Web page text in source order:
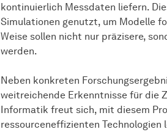
kontinuierlich Messdaten liefern.
Simulationen genutzt, um Modelle
Weise sollen nicht nur präzisere,
werden.
Neben konkreten
weitreichende Erkenntnisse für die
Informatik freut sich, mit diesem
ressourceneffizienten Technologien